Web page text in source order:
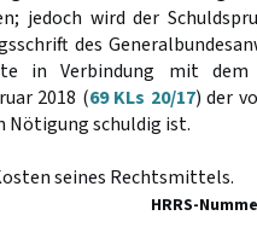
jedoch wird der
des
in Verbindung mit
2018 (69 KLs 20/17) der
Nötigung schuldig ist.
seines Rechtsmittels.
HRRS-